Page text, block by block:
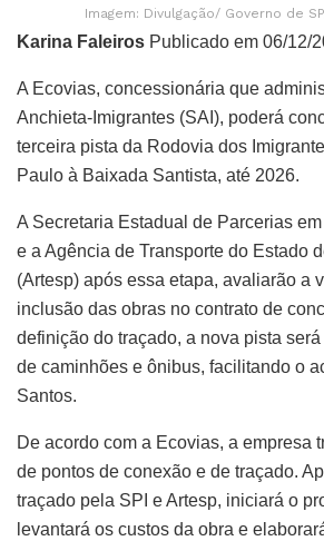
Imagem: Divulgação/ Governo de
Karina Faleiros Publicado em 06/12/
A Ecovias, concessionária que
Anchieta-Imigrantes (SAI), poderá
terceira pista da Rodovia dos
Paulo à Baixada Santista, até 2026.
A Secretaria Estadual de Parcerias
e a Agência de Transporte do Estado
(Artesp) após essa etapa, avaliarão a
inclusão das obras no contrato de
definição do traçado, a nova pista
de caminhões e ônibus, facilitando o
Santos.
De acordo com a Ecovias, a empresa
de pontos de conexão e de traçado.
traçado pela SPI e Artesp, iniciará o
levantará os custos da obra e